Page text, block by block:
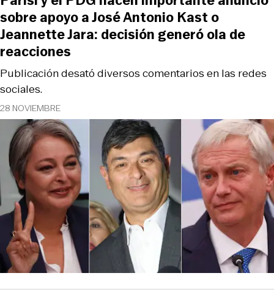
28 NOVIEMBRE
Publicación desató diversos comentarios en las redes
sociales.
sobre apoyo a José Antonio Kast o
Jeannette Jara: decisión generó ola de
reacciones